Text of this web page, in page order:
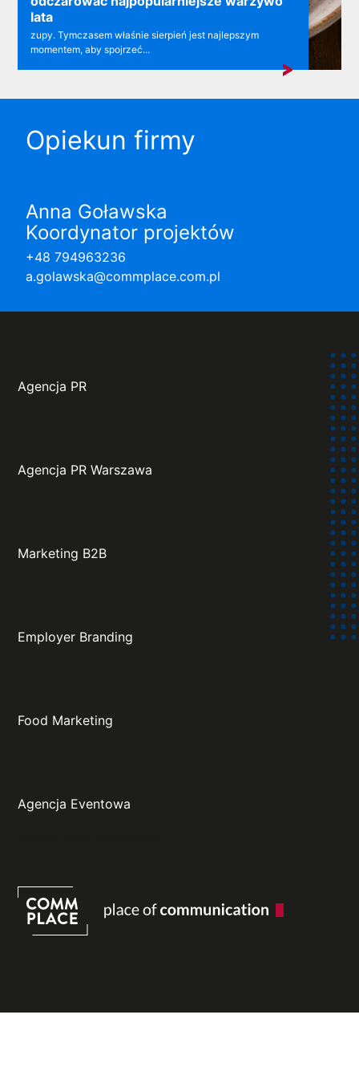
lata
zupy. Tymczasem właśnie sierpień jest najlepszym
momentem, aby spojrzeć...
Opiekun firmy
Anna Goławska
Koordynator projektów
+48 794963236
a.golawska@commplace.com.pl
Agencja PR
Agencja PR Warszawa
Marketing B2B
Employer Branding
Food Marketing
Agencja Eventowa